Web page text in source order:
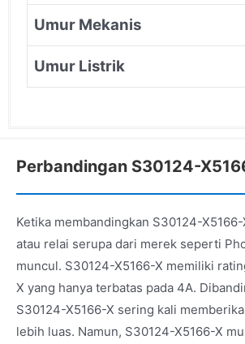
Umur Mekanis
Umur Listrik
Perbandingan S30124-
Ketika membandingkan S30124-
atau relai serupa dari merek seperti
muncul. S30124-X5166-X memiliki
X yang hanya terbatas pada 4A.
S30124-X5166-X sering kali
lebih luas. Namun, S30124-X5166-X